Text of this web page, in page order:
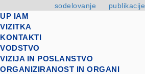
sodelovanje
publikacije
UP IAM
VIZITKA
KONTAKTI
VODSTVO
VIZIJA IN POSLANSTVO
ORGANIZIRANOST IN ORGANI